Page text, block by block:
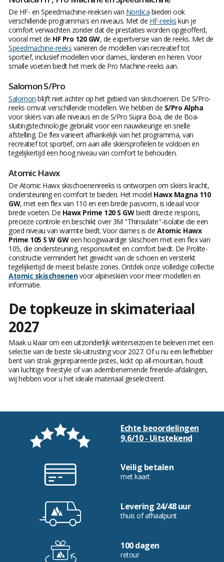
De HF- en Speedmachine-reeksen van Nordica bieden ook
verschillende programma's en niveaus. Met de HF-reeks kun je
comfort verwachten zonder dat de prestaties worden opgeofferd,
vooral met de HF Pro 120 GW, de expertversie van de reeks. Met de
Speedmachine-reeks variëren de modellen van recreatief tot
sportief, inclusief modellen voor dames, kinderen en heren. Voor
smalle voeten biedt het merk de Pro Machine-reeks aan.
Salomon S/Pro
Salomon blijft niet achter op het gebied van skischoenen. De S/Pro-
reeks omvat verschillende modellen. We hebben de S/Pro Alpha
voor skiërs van alle niveaus en de S/Pro Supra Boa, die de Boa-
sluitingstechnologie gebruikt voor een nauwkeurige en snelle
afstelling. De flex varieert afhankelijk van het programma, van
recreatief tot sportief, om aan alle skiërsprofielen te voldoen en
tegelijkertijd een hoog niveau van comfort te behouden.
Atomic Hawx
De Atomic Hawx skischoenenreeks is ontworpen om skiërs kracht,
ondersteuning en comfort te bieden. Het model Hawx Magna 110
GW, met een flex van 110 en een brede pasvorm, is ideaal voor
brede voeten. De Hawx Prime 120 S GWbiedt directe respons,
precieze controle en beschikt over 3M "Thinsulate"-isolatie die een
goed niveau van warmte biedt. Voor dames is de Atomic Hawx
Prime 105 S W GWeen hoogwaardige skischoen met een flex van
105, die ondersteuning, responsiviteit en comfort biedt. De Prolite-
constructie vermindert het gewicht van de schoen en versterkt
tegelijkertijd de meest belaste zones. Ontdek onze volledige collectie
Atomic skischoenenvoor alpineskiën voor meer modellen en
informatie.
De topkeuze in skimateriaal
2027
Maak u klaar om een uitzonderlijk winterseizoen te beleven met een
selectie van de beste ski-uitrusting voor 2027. Of u nu een liefhebber
bent van strak geprepareerde pistes, kickt op all-mountain, houdt
van luchtige freestyle of van adembenemende freeride-afdalingen,
wij hebben voor u het ideale materiaal geselecteerd.
Echte beoordelingen
9,6/10 - Uitstekend
Veilig betalen
met kaart
Levering 24/48 uur
thuis of afhaalpunt
100 dagen
retour